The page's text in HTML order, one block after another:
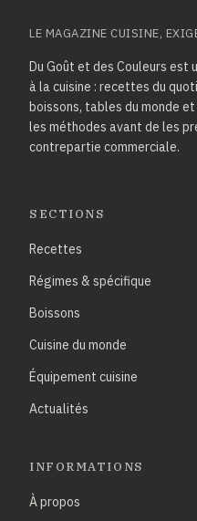
LE MAGAZINE CUISINE,
Du Goût et des Couleurs est
à la cuisine : recettes du
boissons, tables du monde
les méthodes avant de les
contrepartie commerciale.
SECTIONS
Recettes
Régimes & spécifique
Boissons
Cuisine du monde
Équipement cuisine
Actualités
INFORMATIONS
À propos